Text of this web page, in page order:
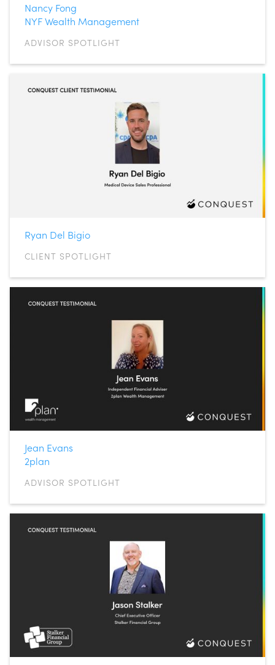
Nancy Fong
NYF Wealth Management
ADVISOR SPOTLIGHT
Ryan Del Bigio
CLIENT SPOTLIGHT
Jean Evans
2plan
ADVISOR SPOTLIGHT